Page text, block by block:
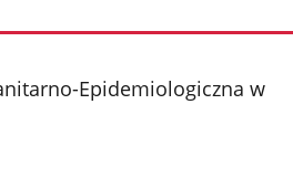
Epidemiologiczna w